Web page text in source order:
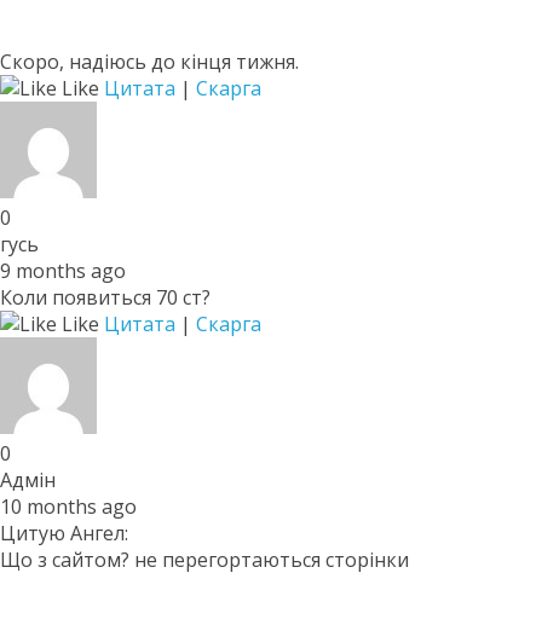
Скоро, надіюсь до кінця тижня.
Like Цитата | Скарга
0
гусь
9 months ago
Коли появиться 70 ст?
Like Цитата | Скарга
0
Адмін
10 months ago
Цитую Ангел:
Що з сайтом? не перегортаються сторінки